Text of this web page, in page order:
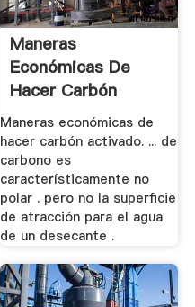
Maneras
Económicas De
Hacer Carbón
Activado - .
Maneras económicas de
hacer carbón activado. ... de
carbono es
característicamente no
polar . pero no la superficie
de atracción para el agua
de un desecante .